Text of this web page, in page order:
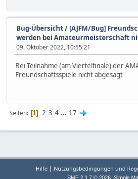
Bug-Übersicht/ [AJFM/Bug]
werden bei Amateurmeisterschaft
09. Oktober 2022, 10:55:21
Bei Teilnahme (am Viertelfinale) der
Freundschaftsspiele nicht abgesagt
Seiten 1 2 3 4 ... 17
Hilfe | Nutzungsbedingungen und
SMF 2.1.7 © 2026 Simple